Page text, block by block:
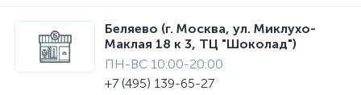
Беляево (г. Москва, ул. Миклухо-
Маклая 18 к 3, ТЦ "Шоколад")
ПН-ВС 10:00-20:00
+7 (495) 139-65-27